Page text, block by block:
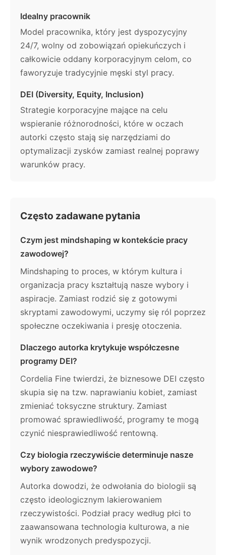
Idealny pracownik
Model pracownika, który jest dyspozycyjny
24/7, wolny od zobowiązań opiekuńczych i
całkowicie oddany korporacyjnym celom, co
faworyzuje tradycyjnie męski styl pracy.
DEI (Diversity, Equity, Inclusion)
Strategie korporacyjne mające na celu
wspieranie różnorodności, które w oczach
autorki często stają się narzędziami do
optymalizacji zysków zamiast realnej poprawy
warunków pracy.
Często zadawane pytania
Czym jest mindshaping w kontekście pracy
zawodowej?
Mindshaping to proces, w którym kultura i
organizacja pracy kształtują nasze wybory i
aspiracje. Zamiast rodzić się z gotowymi
skryptami zawodowymi, uczymy się ról poprzez
społeczne oczekiwania i presję otoczenia.
Dlaczego autorka krytykuje współczesne
programy DEI?
Cordelia Fine twierdzi, że biznesowe DEI często
skupia się na tzw. naprawianiu kobiet, zamiast
zmieniać toksyczne struktury. Zamiast
promować sprawiedliwość, programy te mogą
czynić niesprawiedliwość rentowną.
Czy biologia rzeczywiście determinuje nasze
wybory zawodowe?
Autorka dowodzi, że odwołania do biologii są
często ideologicznym lakierowaniem
rzeczywistości. Podział pracy według płci to
zaawansowana technologia kulturowa, a nie
wynik wrodzonych predyspozycji.